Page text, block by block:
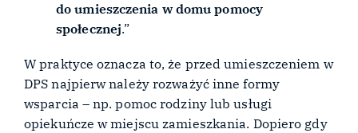
do umieszczenia w domu pomocy
społecznej.”
W praktyce oznacza to, że przed umieszczeniem w
DPS najpierw należy rozważyć inne formy
wsparcia – np. pomoc rodziny lub usługi
opiekuńcze w miejscu zamieszkania. Dopiero gdy